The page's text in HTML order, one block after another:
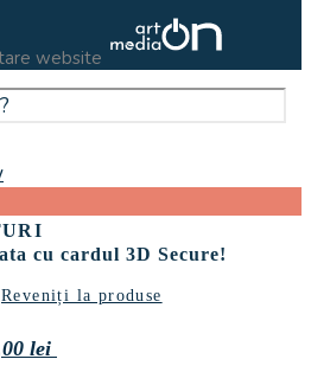
website
cu cardul 3D Secure!
Reveniți la produse
lei